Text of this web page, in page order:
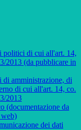
politici di cui all'art. 14,
2013 (da pubblicare in
amministrazione, di
di cui all'art. 14, co.
2013
(documentazione da
dei dati